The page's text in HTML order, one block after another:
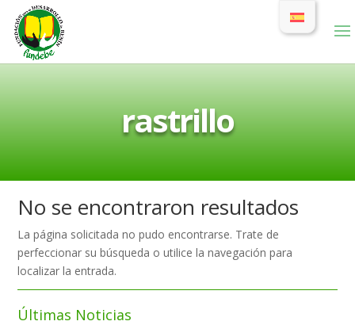
rastrillo
Últimas Noticias
No se encontraron resultados
La página solicitada no pudo encontrarse. Trate de
perfeccionar su búsqueda o utilice la navegación para
localizar la entrada.